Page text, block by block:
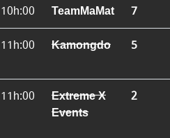
10h:00 TeamMaMat
7
11h:00 Kamongdo 5
11h:00
Extreme X
Events
2